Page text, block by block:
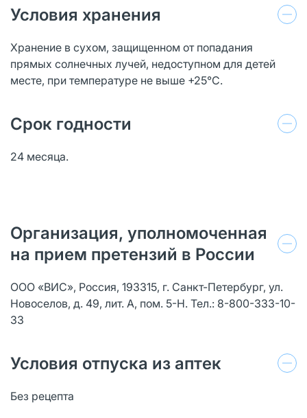
Условия хранения
Хранение в сухом, защищенном от попадания
прямых солнечных лучей, недоступном для детей
месте, при температуре не выше +25°С.
Срок годности
24 месяца.
Организация, уполномоченная
на прием претензий в России
ООО «ВИС», Россия, 193315, г. Санкт-Петербург, ул.
Новоселов, д. 49, лит. А, пом. 5-Н. Тел.: 8-800-333-10-
33
Условия отпуска из аптек
Без рецепта